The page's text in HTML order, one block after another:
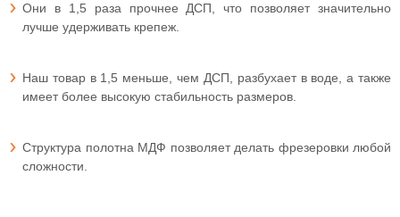
Они в 1,5 раза прочнее ДСП, что позволяет значительно
лучше удерживать крепеж.
Наш товар в 1,5 меньше, чем ДСП, разбухает в воде, а также
имеет более высокую стабильность размеров.
Структура полотна МДФ позволяет делать фрезеровки любой
сложности.